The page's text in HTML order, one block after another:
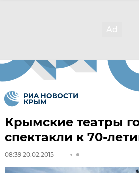
Крымские театры
спектакли к 70-
08:39 20.02.2015